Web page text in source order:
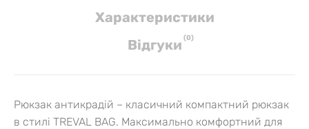
Характеристики
Вiдгуки (0)
Рюкзак антикрадій – класичний компактний рюкзак
в стилі TREVAL BAG. Максимально комфортний для